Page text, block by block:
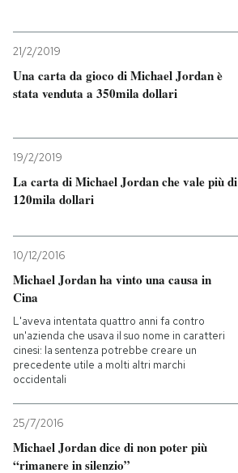
21/2/2019
Una carta da gioco di Michael Jordan è
stata venduta a 350mila dollari
19/2/2019
La carta di Michael Jordan che vale più di
120mila dollari
10/12/2016
Michael Jordan ha vinto una causa in
Cina
L'aveva intentata quattro anni fa contro
un'azienda che usava il suo nome in caratteri
cinesi: la sentenza potrebbe creare un
precedente utile a molti altri marchi
occidentali
25/7/2016
Michael Jordan dice di non poter più
“rimanere in silenzio”